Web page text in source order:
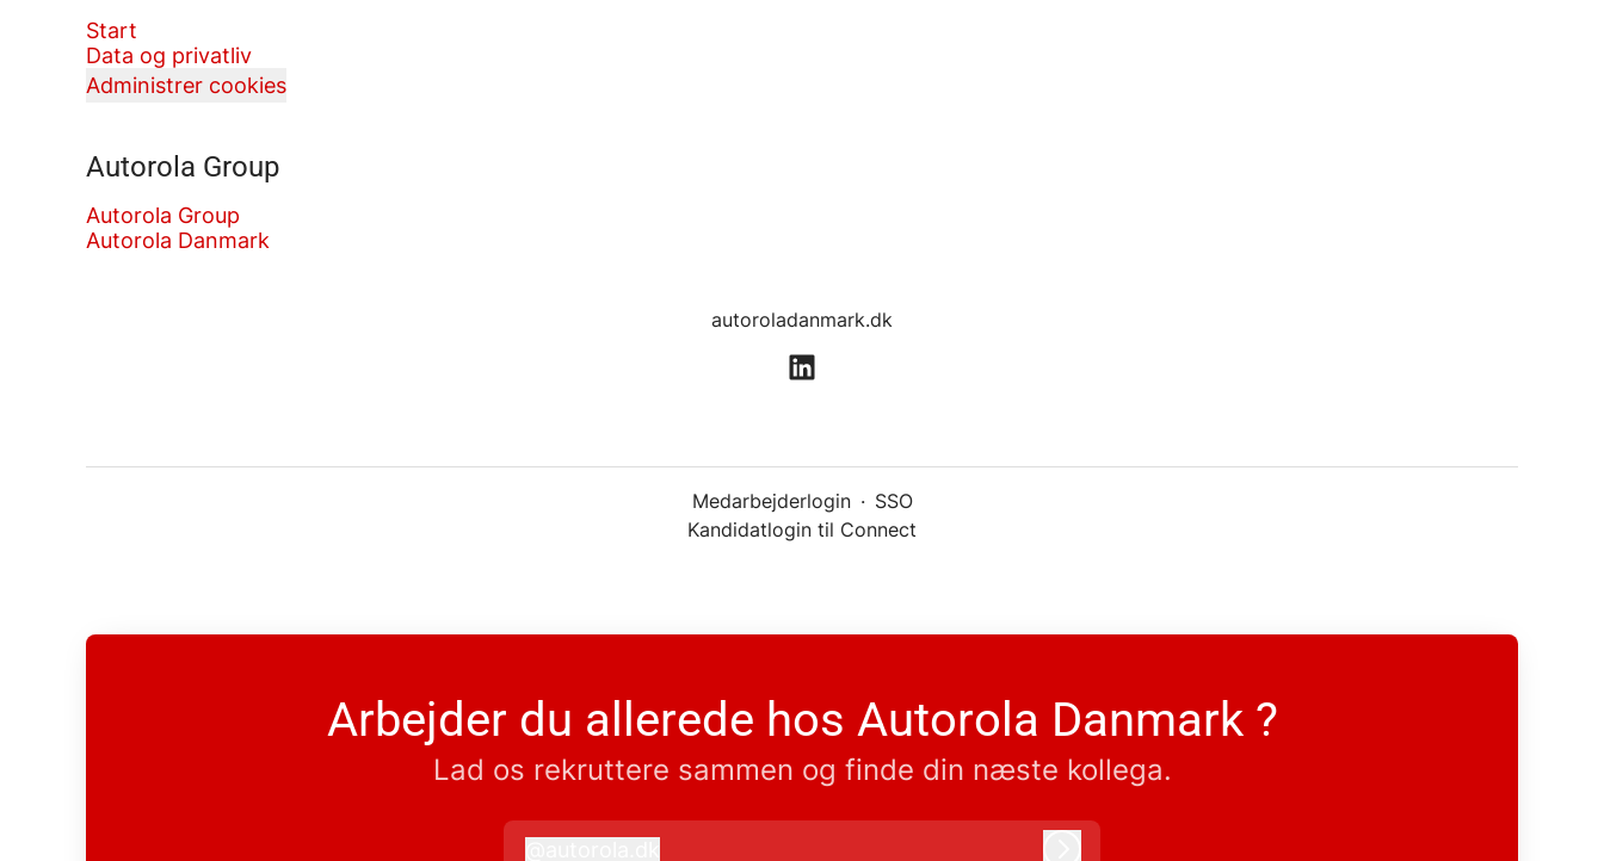
Start
Data og privatliv
Administrer cookies
Autorola Group
Autorola Group
Autorola Danmark
autoroladanmark.dk
Medarbejderlogin · SSO
Kandidatlogin til Connect
Arbejder du allerede hos Autorola Danmark ?
Lad os rekruttere sammen og finde din næste kollega.